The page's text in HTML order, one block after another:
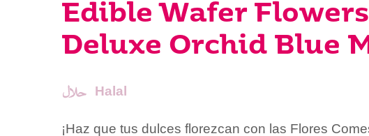
Edible Wafer Flowers
Deluxe Orchid Blue
Halal
¡Haz que tus dulces florezcan con las Flores